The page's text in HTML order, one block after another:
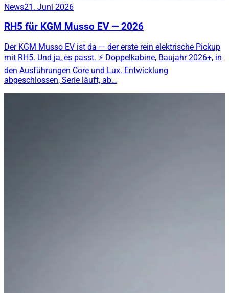
News21. Juni 2026
RH5 für KGM Musso EV — 2026
Der KGM Musso EV ist da — der erste rein elektrische Pickup
mit RH5. Und ja, es passt. ⚡ Doppelkabine, Baujahr 2026+, in
den Ausführungen Core und Lux. Entwicklung
abgeschlossen, Serie läuft, ab…